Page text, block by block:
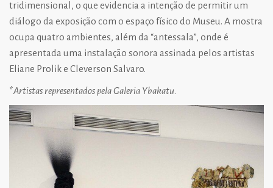
tridimensional, o que evidencia a intenção de permitir um
diálogo da exposição com o espaço físico do Museu. A mostra
ocupa quatro ambientes, além da “antessala”, onde é
apresentada uma instalação sonora assinada pelos artistas
Eliane Prolik e Cleverson Salvaro.
*Artistas representados pela Galeria Ybakatu.